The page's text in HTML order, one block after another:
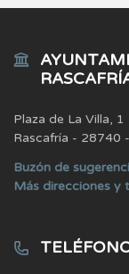
Plaza de La Villa, 1
Rascafría - 28740
Buzón de
Más direcciones y